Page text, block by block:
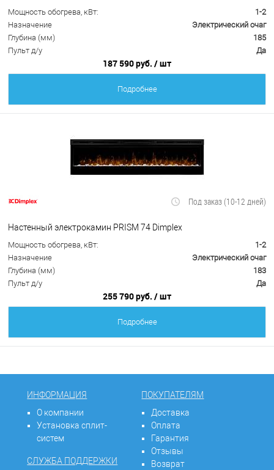
Мощность обогрева, кВт:
1-2
Назначение
Электрический очаг
Глубина (мм)
185
Пульт д/у
Да
187 590 руб. / шт
Подробнее
Под заказ (10-12 дней)
Настенный электрокамин PRISM 74 Dimplex
Мощность обогрева, кВт:
1-2
Назначение
Электрический очаг
Глубина (мм)
183
Пульт д/у
Да
255 790 руб. / шт
Подробнее
ИНФОРМАЦИЯ
О компании
Установка сплит-
систем
СЛУЖБА ПОДДЕРЖКИ
ПОКУПАТЕЛЯМ
Доставка
Оплата
Гарантия
Отзывы
Возврат